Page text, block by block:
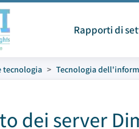
Rapporti di
tecnologia Tecnologia
dei server